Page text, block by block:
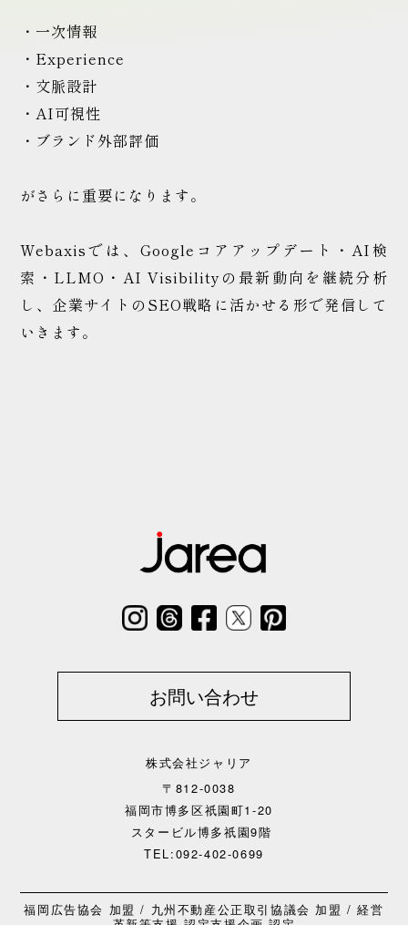
・一次情報
・Experience
・文脈設計
・AI可視性
・ブランド外部評価
がさらに重要になります。
Webaxisでは、Googleコアアップデート・AI検
索・LLMO・AI Visibilityの最新動向を継続分析
し、企業サイトのSEO戦略に活かせる形で発信して
いきます。
お問い合わせ
株式会社ジャリア
〒812-0038
福岡市博多区祇園町1-20
スタービル博多祇園9階
TEL:092-402-0699
福岡広告協会 加盟 / 九州不動産公正取引協議会 加盟 / 経営